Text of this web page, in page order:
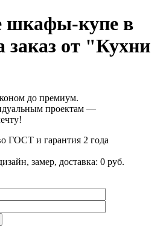
шкафы-купе в
заказ от "Кухни
до премиум.
проектам —
ГОСТ и гарантия 2 года
замер, доставка: 0 руб.